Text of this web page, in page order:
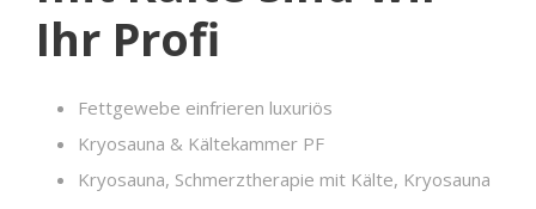
Ihr Profi
Fettgewebe einfrieren luxuriös
Kryosauna & Kältekammer PF
Kryosauna, Schmerztherapie mit Kälte, Kryosauna